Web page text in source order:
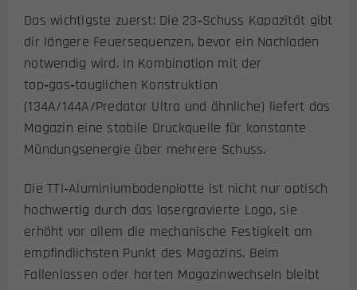
Das wichtigste zuerst: Die 23‑Schuss Kapazität gibt
dir längere Feuersequenzen, bevor ein Nachladen
notwendig wird. In Kombination mit der
top‑gas‑tauglichen Konstruktion
(134A/144A/Predator Ultra und ähnliche) liefert das
Magazin eine stabile Druckquelle für konstante
Mündungsenergie über mehrere Schuss.
Die TTI‑Aluminiumbodenplatte ist nicht nur optisch
hochwertig durch das lasergravierte Logo, sie
erhöht vor allem die mechanische Festigkeit am
empfindlichsten Punkt des Magazins. Beim
Fallenlassen oder harten Magazinwechseln bleibt